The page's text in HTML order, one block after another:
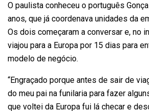
O paulista conheceu o português
anos, que já coordenava unidades da
Os dois começaram a conversar e, no
viajou para a Europa por 15 dias para
modelo de negócio.
“Engraçado porque antes de sair de
do meu pai na funilaria para fazer
que voltei da Europa fui lá checar e